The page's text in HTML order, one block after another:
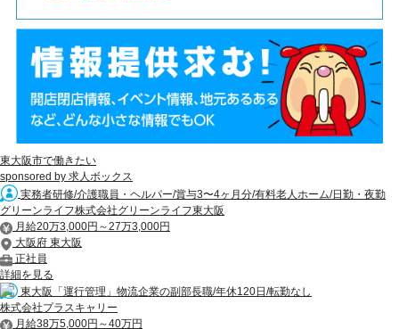
東大阪市で働きたい
sponsored by 求人ボックス
実務者研修/介護職員・ヘルパー/賞与3〜4ヶ月分/有料老人ホーム/日勤・夜勤
グリーンライフ株式会社グリーンライフ東大阪
月給20万3,000円～27万3,000円
大阪府 東大阪
正社員
詳細を見る
東大阪「運行管理」物流企業の副部長職/年休120日/転勤なし
株式会社プラスキャリー
月給38万5,000円～40万円